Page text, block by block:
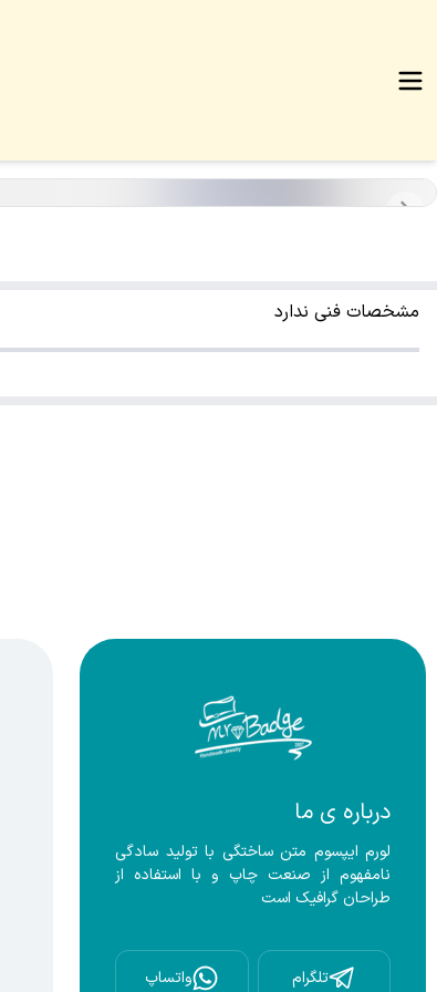
مشخصات فنی ندارد
درباره ی ما
طراحان گرافیک است
تلگرام واتساپ